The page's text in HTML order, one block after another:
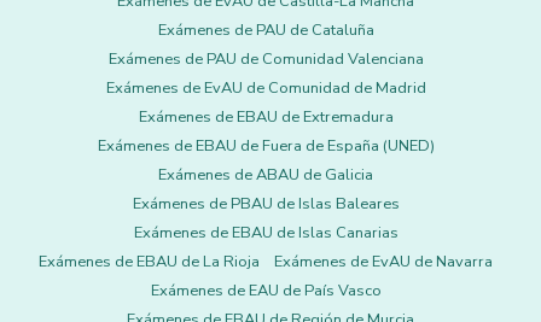
Exámenes de PAU de Cataluña
Exámenes de PAU de Comunidad Valenciana
Exámenes de EvAU de Comunidad de Madrid
Exámenes de EBAU de Extremadura
Exámenes de EBAU de Fuera de España (UNED)
Exámenes de ABAU de Galicia
Exámenes de PBAU de Islas Baleares
Exámenes de EBAU de Islas Canarias
Exámenes de EBAU de La Rioja
Exámenes de EvAU de Navarra
Exámenes de EAU de País Vasco